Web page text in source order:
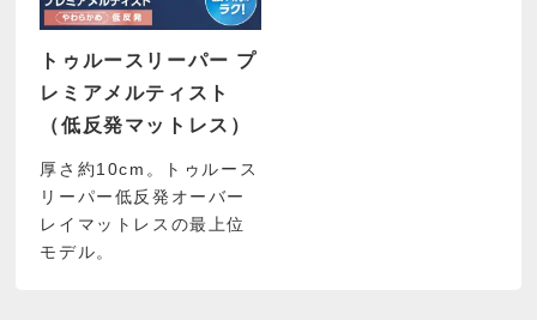
トゥルースリーパー プ
レミアメルティスト
（低反発マットレス）
厚さ約10cm。トゥルース
リーパー低反発オーバー
レイマットレスの最上位
モデル。